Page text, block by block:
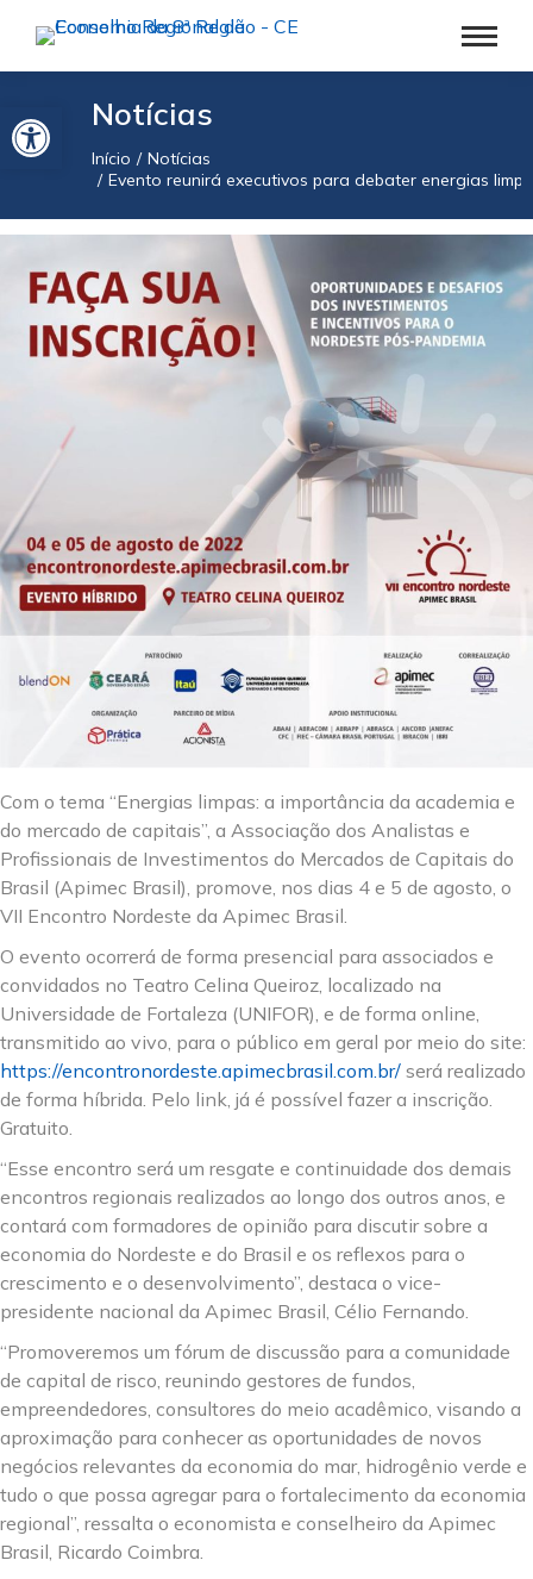
Barra de Ferramentas AbertaNotícias
Você está aqui:
Início
Notícias
Evento reunirá executivos para debater energias
Com o tema “Energias limpas: a importância da academia e
do mercado de capitais”, a Associação dos Analistas e
Profissionais de Investimentos do Mercados de Capitais do
Brasil (Apimec Brasil), promove, nos dias 4 e 5 de agosto, o
VII Encontro Nordeste da Apimec Brasil.
O evento ocorrerá de forma presencial para associados e
convidados no Teatro Celina Queiroz, localizado na
Universidade de Fortaleza (UNIFOR), e de forma online,
transmitido ao vivo, para o público em geral por meio do site:
https://encontronordeste.apimecbrasil.com.br/ será realizado
de forma híbrida. Pelo link, já é possível fazer a inscrição.
Gratuito.
“Esse encontro será um resgate e continuidade dos demais
encontros regionais realizados ao longo dos outros anos, e
contará com formadores de opinião para discutir sobre a
economia do Nordeste e do Brasil e os reflexos para o
crescimento e o desenvolvimento”, destaca o vice-
presidente nacional da Apimec Brasil, Célio Fernando.
“Promoveremos um fórum de discussão para a comunidade
de capital de risco, reunindo gestores de fundos,
empreendedores, consultores do meio acadêmico, visando a
aproximação para conhecer as oportunidades de novos
negócios relevantes da economia do mar, hidrogênio verde e
tudo o que possa agregar para o fortalecimento da economia
regional”, ressalta o economista e conselheiro da Apimec
Brasil, Ricardo Coimbra.